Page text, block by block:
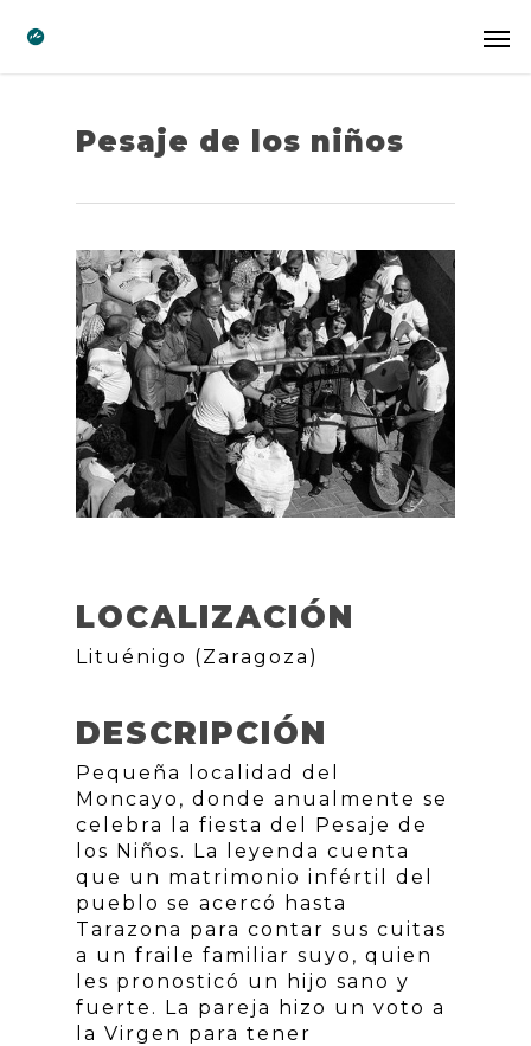
Pesaje de los niños
LOCALIZACIÓN
Lituénigo (Zaragoza)
DESCRIPCIÓN
Pequeña localidad del
Moncayo, donde anualmente se
celebra la fiesta del Pesaje de
los Niños. La leyenda cuenta
que un matrimonio infértil del
pueblo se acercó hasta
Tarazona para contar sus cuitas
a un fraile familiar suyo, quien
les pronosticó un hijo sano y
fuerte. La pareja hizo un voto a
la Virgen para tener